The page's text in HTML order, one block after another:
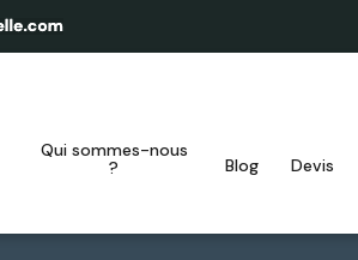
qui sommes-nous
?
blog devis